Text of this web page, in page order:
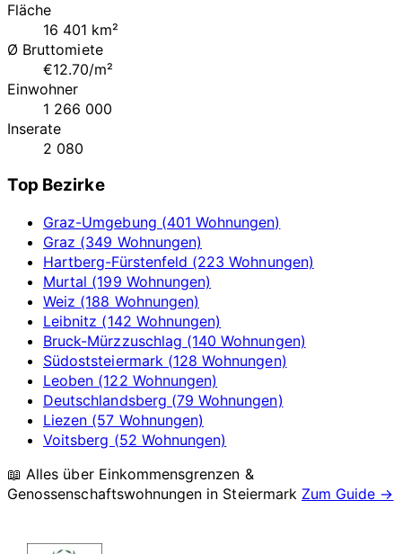
Fläche
16 401 km²
Ø Bruttomiete
€12.70/m²
Einwohner
1 266 000
Inserate
2 080
Top Bezirke
Graz-Umgebung (401 Wohnungen)
Graz (349 Wohnungen)
Hartberg-Fürstenfeld (223 Wohnungen)
Murtal (199 Wohnungen)
Weiz (188 Wohnungen)
Leibnitz (142 Wohnungen)
Bruck-Mürzzuschlag (140 Wohnungen)
Südoststeiermark (128 Wohnungen)
Leoben (122 Wohnungen)
Deutschlandsberg (79 Wohnungen)
Liezen (57 Wohnungen)
Voitsberg (52 Wohnungen)
📖 Alles über Einkommensgrenzen &
Genossenschaftswohnungen in Steiermark Zum Guide →